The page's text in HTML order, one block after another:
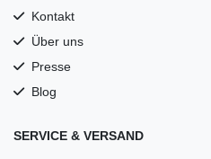
Kontakt
Über uns
Presse
Blog
SERVICE & VERSAND